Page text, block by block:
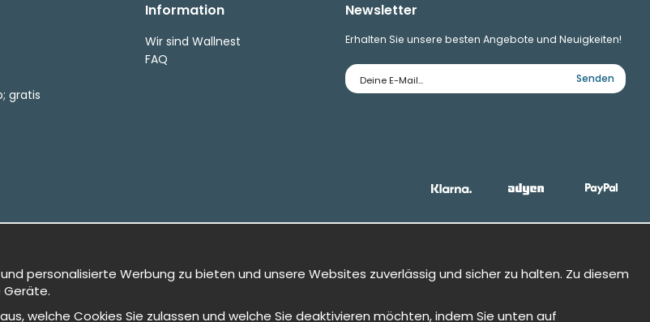
gratis
Information
Wir sind Wallnest
FAQ
Newsletter
Erhalten Sie unsere besten Angebote und Neuigkeiten!
E-
Mailadresse
Senden
personalisierte Werbung zu bieten und unsere Websites zuverlässig und sicher zu halten. Zu diesem
Geräte.
welche Cookies Sie zulassen und welche Sie deaktivieren möchten, indem Sie unten auf